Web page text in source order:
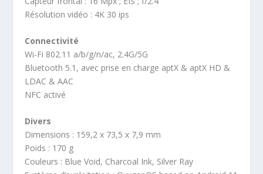
Résolution vidéo : 4K 30 ips
Connectivité
Wi-Fi 802.11 a/b/g/n/ac, 2.4G/5G
Bluetooth 5.1, avec prise en charge aptX & aptX HD &
LDAC & AAC
NFC activé
Divers
Dimensions : 159,2 x 73,5 x 7,9 mm
Poids : 170 g
Couleurs : Blue Void, Charcoal Ink, Silver Ray